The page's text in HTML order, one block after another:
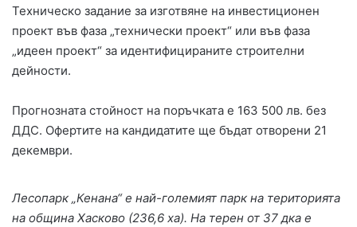
Техническо задание за изготвяне на инвестиционен
проект във фаза „технически проект“ или във фаза
„идеен проект“ за идентифицираните строителни
дейности.
Прогнозната стойност на поръчката е 163 500 лв. без
ДДС. Офертите на кандидатите ще бъдат отворени 21
декември.
Лесопарк „Кенана“ е най-големият парк на територията
на община Хасково (236,6 ха). На терен от 37 дка е